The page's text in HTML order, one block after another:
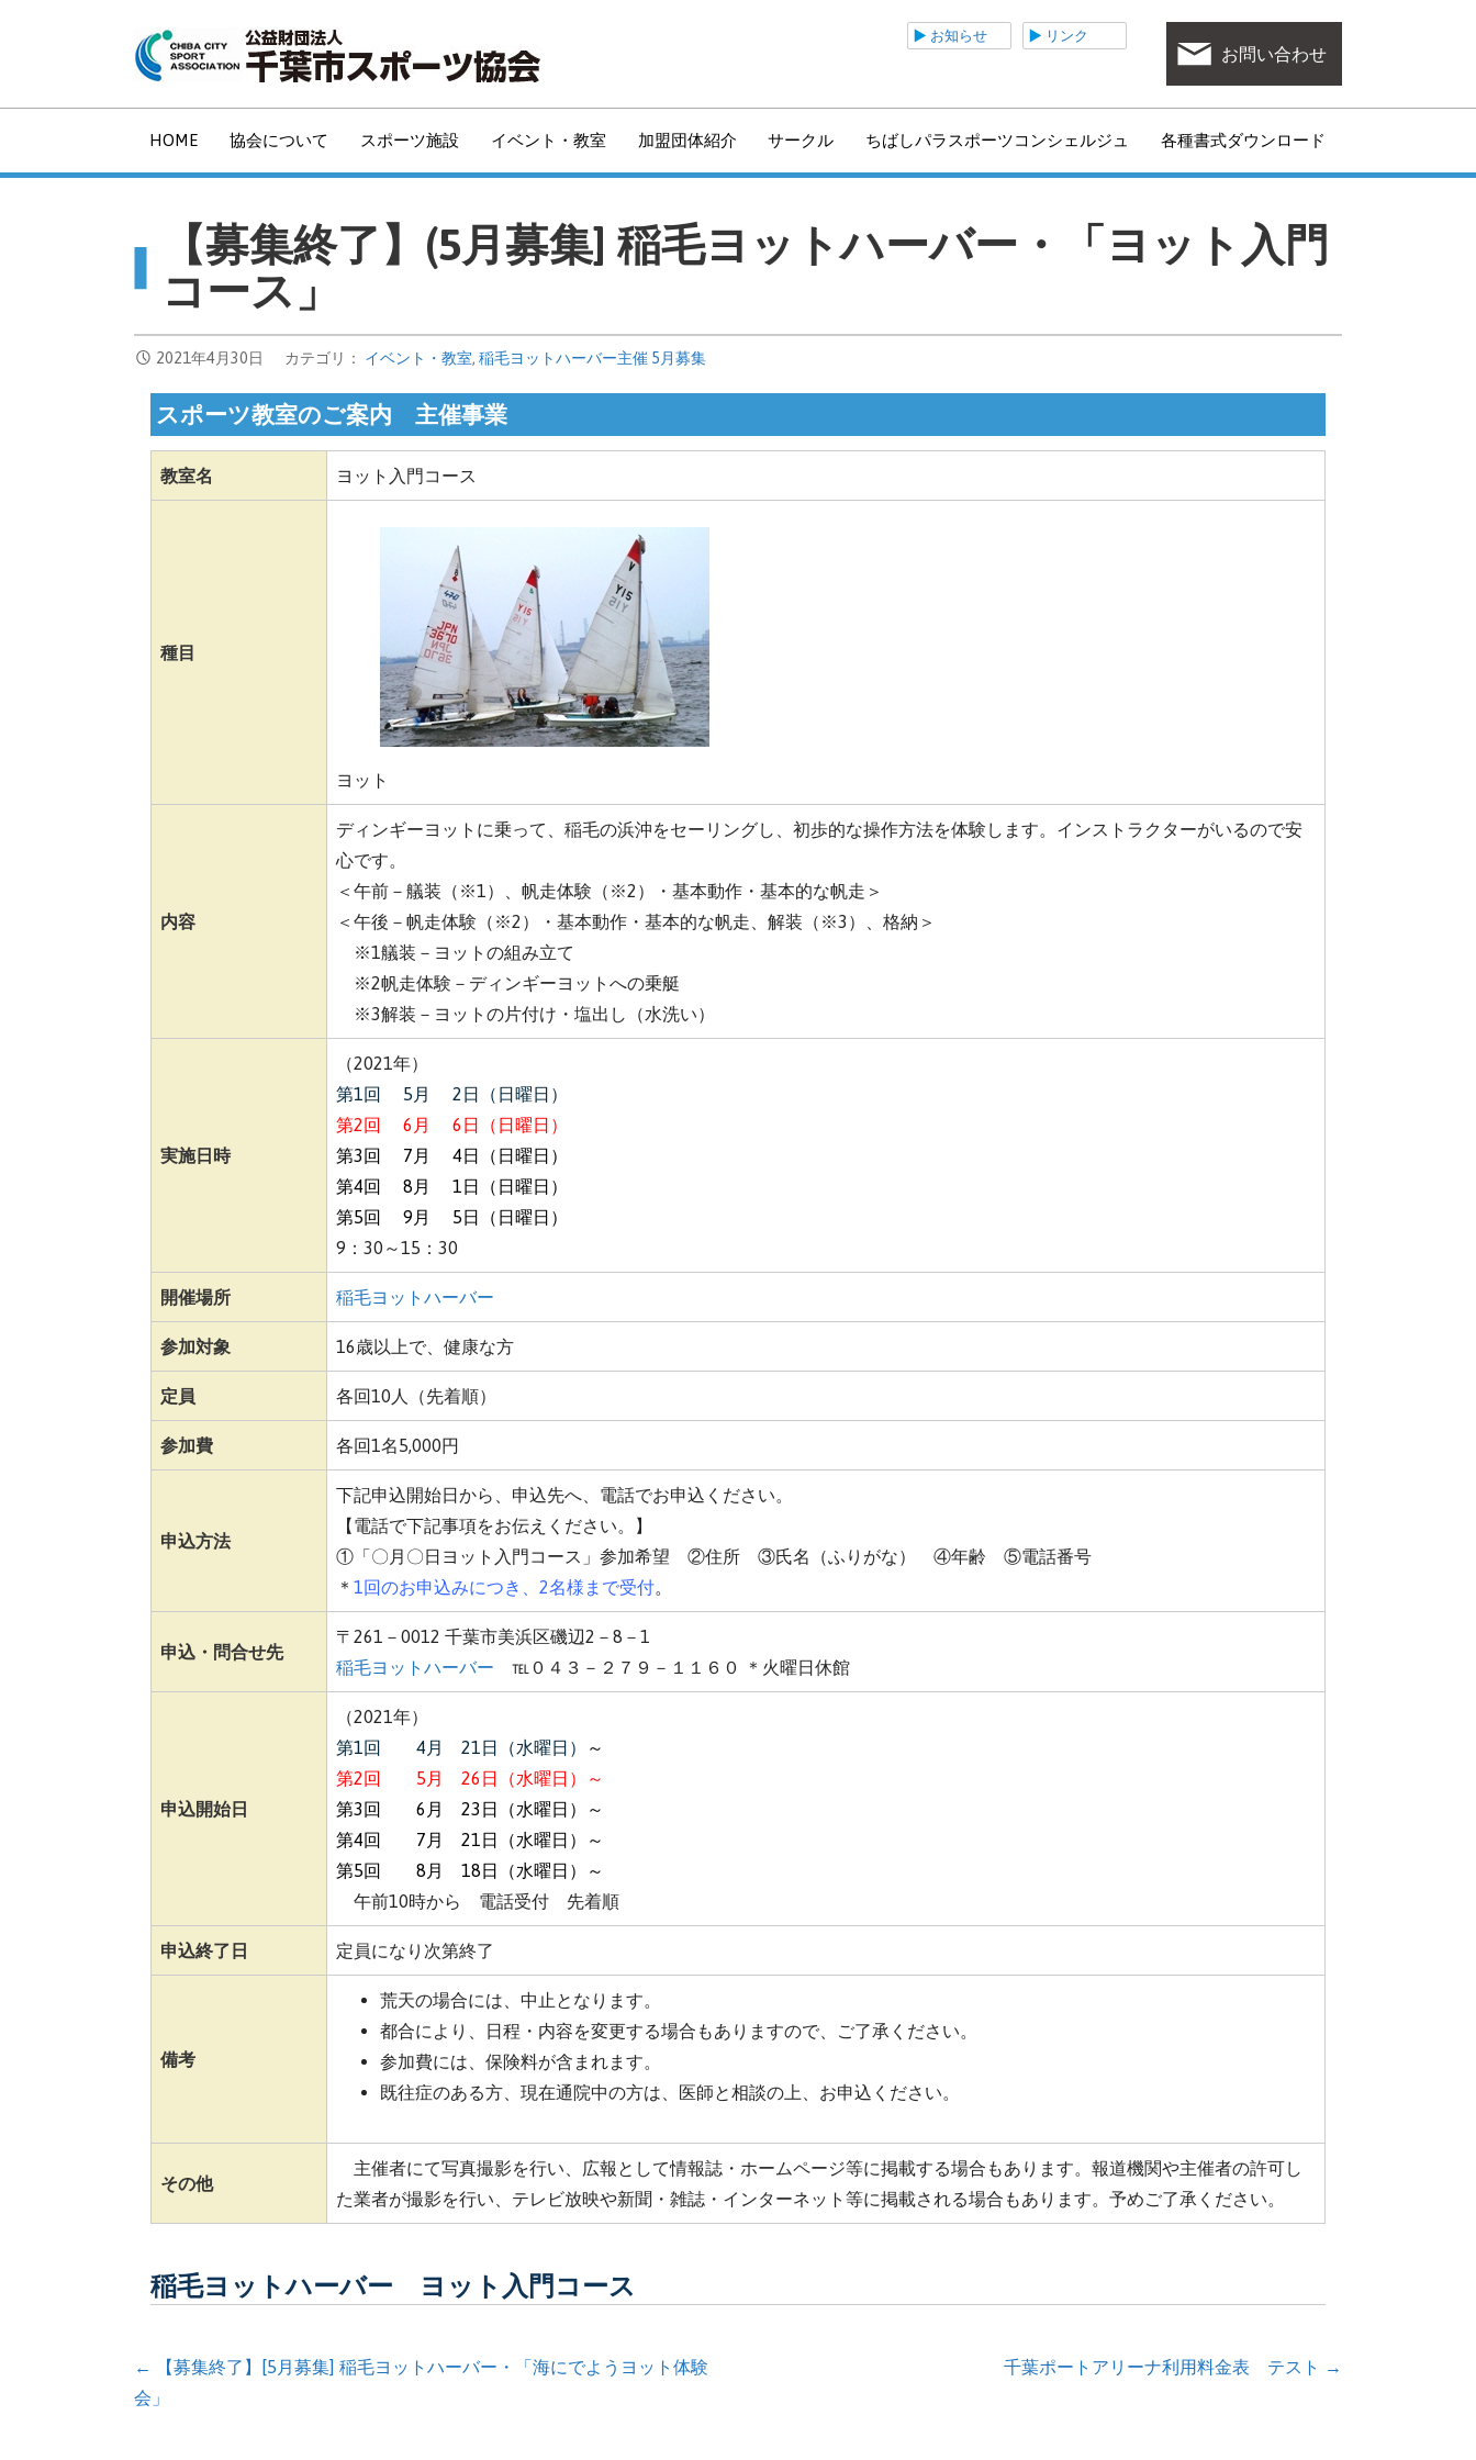
ン
へ
公益財団法人千葉市スポーツ協会
リンク
お知らせ
お問い合わせ
HOME 協会について スポーツ施設 イベント・教室 加盟団体紹介 サークル ちばしパラスポーツコンシェルジュ 各種書式ダウンロード
【募集終了】(5月募集] 稲毛ヨットハーバー・「ヨット入門
コース」
2021年4月30日 カテゴリ： イベント・教室, 稲毛ヨットハーバー主催 5月募集
スポーツ教室のご案内 主催事業
教室名 ヨット入門コース
種目
ヨット
内容
ディンギーヨットに乗って、稲毛の浜沖をセーリングし、初歩的な操作方法を体験します。インストラクターがいるので安
心です。
＜午前－艤装（※1）、帆走体験（※2）・基本動作・基本的な帆走＞
＜午後－帆走体験（※2）・基本動作・基本的な帆走、解装（※3）、格納＞
※1艤装－ヨットの組み立て
※2帆走体験－ディンギーヨットへの乗艇
※3解装－ヨットの片付け・塩出し（水洗い）
実施日時
（2021年）
第1回 5月 2日（日曜日）
第2回 6月 6日（日曜日）
第3回 7月 4日（日曜日）
第4回 8月 1日（日曜日）
第5回 9月 5日（日曜日）
9：30～15：30
開催場所 稲毛ヨットハーバー
参加対象 16歳以上で、健康な方
定員 各回10人（先着順）
参加費 各回1名5,000円
申込方法
下記申込開始日から、申込先へ、 電話でお申込ください。
【電話で下記事項をお伝えください。】
①「〇月〇日ヨット入門コース」参加希望 ②住所 ③氏名（ふりがな） ④年齢 ⑤電話番号
＊ 1回のお申込みにつき、2名様まで受付。
申込・問合せ先
〒261－0012 千葉市美浜区磯辺2－8－1
稲毛ヨットハーバー ℡０４３－２７９－１１６０ ＊火曜日休館
申込開始日
（2021年）
第1回 4月 21日（水曜日）
～
第2回 5月 26日（水曜日）～
第3回 6月 23日（水曜日）～
第4回 7月 21日（水曜日）～
第5回 8月 18日（水曜日）～
午前10時から 電話受付 先着順
申込終了日 定員になり次第終了
備考
荒天の場合には、中止となります。
都合により、日程・内容を変更する場合もありますので、ご了承ください。
参加費には、保険料が含まれます。
既往症のある方、現在通院中の方は、医師と相談の上、お申込ください。
その他
主催者にて写真撮影を行い、広報として情報誌・ホームページ等に掲載する場合もあります。報道機関や主催者の許可し
た業者が撮影を行い、テレビ放映や新聞・雑誌・インターネット等に掲載される場合もあります。予めご了承ください。
稲毛ヨットハーバー ヨット入門コース
投
← 【募集終了】[5月募集] 稲毛ヨットハーバー・「海にでようヨット体験
会」
千葉ポートアリーナ利用料金表 テスト →